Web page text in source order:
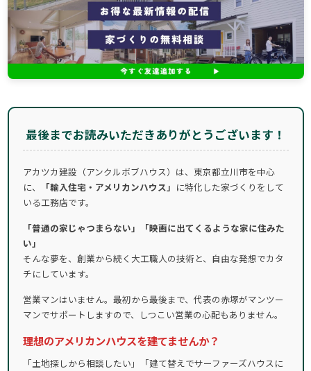
最後までお読みいただきありがとうございます！
アカツカ建設（アンクルボブハウス）は、東京都立川市を中心
に、
「輸入住宅・アメリカンハウス」 に特化した家づくりをして
いる工務店です。
「普通の家じゃつまらない」「映画に出てくるような家に住みた
い」
そんな夢を、創業から続く大工職人の技術と、自由な発想でカタ
チにしています。
営業マンはいません。最初から最後まで、代表の赤塚がマンツー
マンでサポートしますので、しつこい営業の心配もありません。
理想のアメリカンハウスを建てませんか？
「土地探しから相談したい」「建て替えでサーファーズハウスに